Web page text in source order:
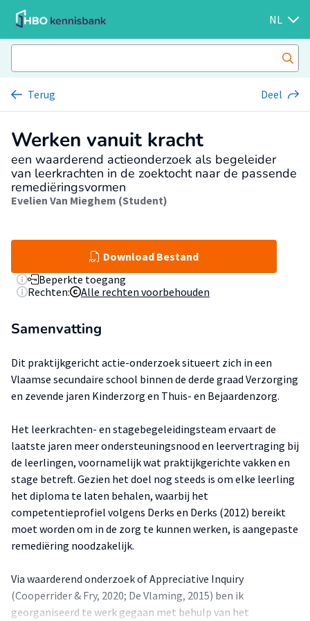
NL
Terug Deel
Werken vanuit kracht
een waarderend actieonderzoek als begeleider
van leerkrachten in de zoektocht naar de passende
remediëringsvormen
Evelien Van Mieghem (Student)
Download Bestand
Beperkte toegang
Rechten:
Alle rechten voorbehouden
Samenvatting
Dit praktijkgericht actie-onderzoek situeert zich in een
Vlaamse secundaire school binnen de derde graad Verzorging
en zevende jaren Kinderzorg en Thuis- en Bejaardenzorg.
Het leerkrachten- en stagebegeleidingsteam ervaart de
laatste jaren meer ondersteuningsnood en leervertraging bij
de leerlingen, voornamelijk wat praktijkgerichte vakken en
stage betreft. Gezien het doel nog steeds is om elke leerling
het diploma te laten behalen, waarbij het
competentieprofiel volgens Derks en Derks (2012) bereikt
moet worden om in de zorg te kunnen werken, is aangepaste
remediëring noodzakelijk.
Via waarderend onderzoek of Appreciative Inquiry
(Cooperrider & Fry, 2020; De Vlaming, 2015) ben ik
georganiseerd te werk gegaan met behulp van het